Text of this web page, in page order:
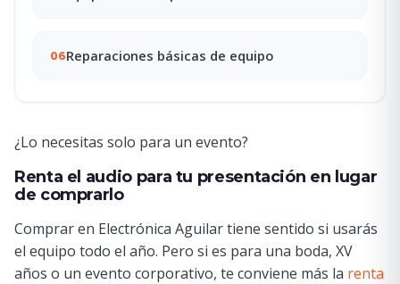
06Reparaciones básicas de equipo
¿Lo necesitas solo para un evento?
Renta el audio para tu presentación en lugar
de comprarlo
Comprar en Electrónica Aguilar tiene sentido si usarás
el equipo todo el año. Pero si es para una boda, XV
años o un evento corporativo, te conviene más la renta